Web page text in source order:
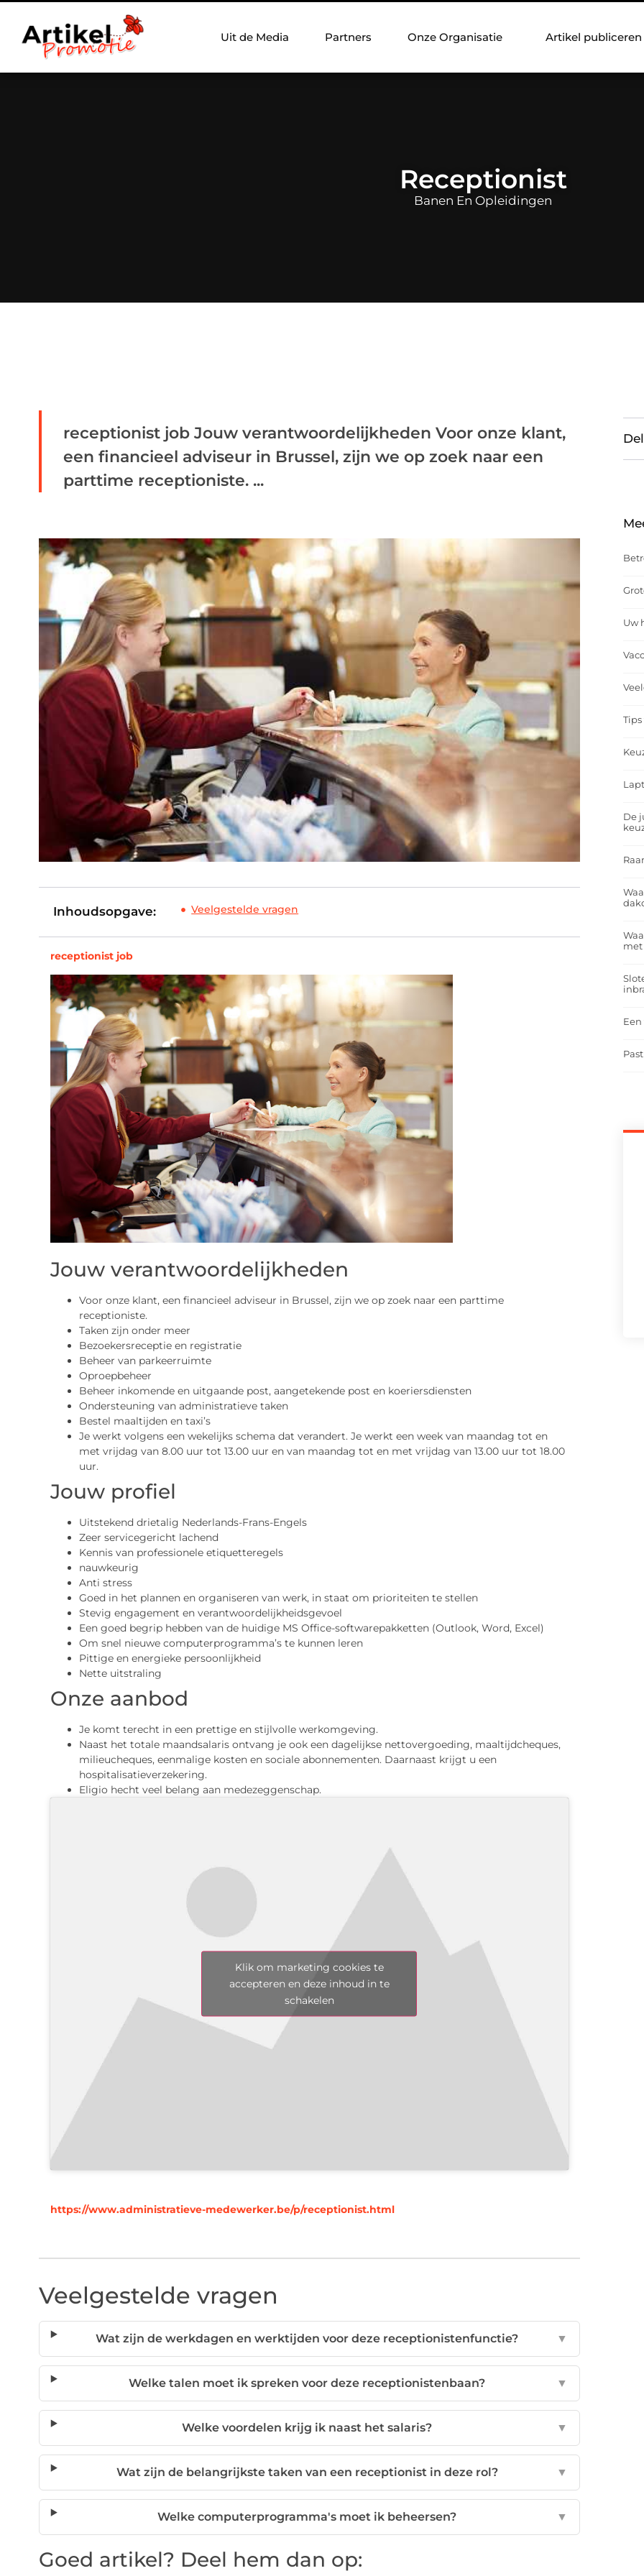
Uit de Media Partners Onze Organisatie Artikel publiceren
Receptionist
Banen En Opleidingen
receptionist job Jouw verantwoordelijkheden Voor onze klant,
een financieel adviseur in Brussel, zijn we op zoek naar een
parttime receptioniste. ...
Inhoudsopgave: Veelgestelde vragen
receptionist job
Jouw verantwoordelijkheden
Voor onze klant, een financieel adviseur in Brussel, zijn we op zoek naar een parttime
receptioniste.
Taken zijn onder meer
Bezoekersreceptie en registratie
Beheer van parkeerruimte
Oproepbeheer
Beheer inkomende en uitgaande post, aangetekende post en koeriersdiensten
Ondersteuning van administratieve taken
Bestel maaltijden en taxi’s
Je werkt volgens een wekelijks schema dat verandert. Je werkt een week van maandag tot en
met vrijdag van 8.00 uur tot 13.00 uur en van maandag tot en met vrijdag van 13.00 uur tot 18.00
uur.
Jouw profiel
Uitstekend drietalig Nederlands-Frans-Engels
Zeer servicegericht lachend
Kennis van professionele etiquetteregels
nauwkeurig
Anti stress
Goed in het plannen en organiseren van werk, in staat om prioriteiten te stellen
Stevig engagement en verantwoordelijkheidsgevoel
Een goed begrip hebben van de huidige MS Office-softwarepakketten (Outlook, Word, Excel)
Om snel nieuwe computerprogramma’s te kunnen leren
Pittige en energieke persoonlijkheid
Nette uitstraling
Onze aanbod
Je komt terecht in een prettige en stijlvolle werkomgeving.
Naast het totale maandsalaris ontvang je ook een dagelijkse nettovergoeding, maaltijdcheques,
milieucheques, eenmalige kosten en sociale abonnementen. Daarnaast krijgt u een
hospitalisatieverzekering.
Eligio hecht veel belang aan medezeggenschap.
Klik om marketing cookies te
accepteren en deze inhoud in te
schakelen
https://www.administratieve-medewerker.be/p/receptionist.html
Veelgestelde vragen
Wat zijn de werkdagen en werktijden voor deze receptionistenfunctie? ▼
Welke talen moet ik spreken voor deze receptionistenbaan? ▼
Welke voordelen krijg ik naast het salaris? ▼
Wat zijn de belangrijkste taken van een receptionist in deze rol? ▼
Welke computerprogramma's moet ik beheersen? ▼
Goed artikel? Deel hem dan op:
Uw
De
met